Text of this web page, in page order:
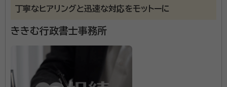
す。まずはお気軽にご相談ください。
所属団体： 大阪府行政書士会
丁寧なヒアリングと迅速な対応をモットーに
ききむ行政書士事務所